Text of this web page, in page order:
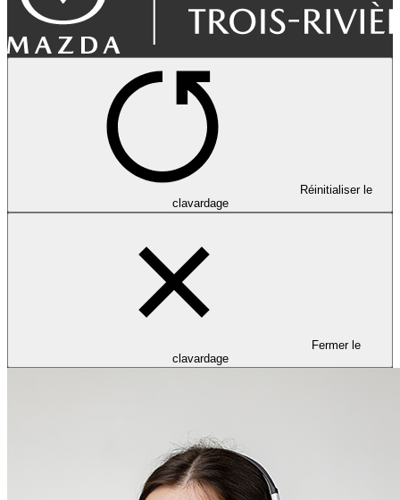
Réinitialiser le
clavardage
Fermer le
clavardage